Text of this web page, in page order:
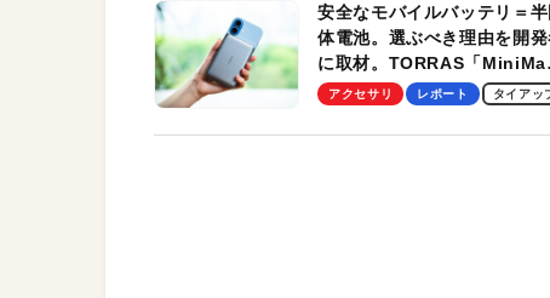
安全なモバイルバッテリ＝半
体電池。選ぶべき理由を開発
に取材。TORRAS「
Pro」の実機レビューも
アクセサリ レポート タイアッ